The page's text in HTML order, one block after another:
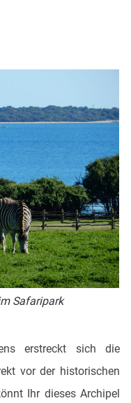
Safaripark
erstreckt sich die
vor der historischen
Ihr dieses Archipel